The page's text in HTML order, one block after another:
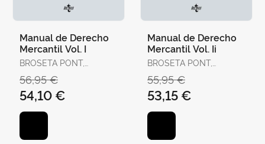
Manual de Derecho
Mercantil Vol. I
BROSETA PONT,
SANZ, FERNANDO
56,95 €
54,10 €
Manual de Derecho
Mercantil Vol. Ii
BROSETA PONT,
SANZ, FERNANDO
55,95 €
53,15 €